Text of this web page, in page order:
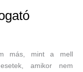
más, mint a mell
amikor nem